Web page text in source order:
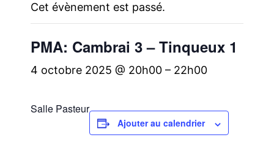
Cet évènement est passé.
PMA: Cambrai 3 – Tinqueux 1
4 octobre 2025 @ 20h00 – 22h00
Salle Pasteur
Ajouter au calendrier